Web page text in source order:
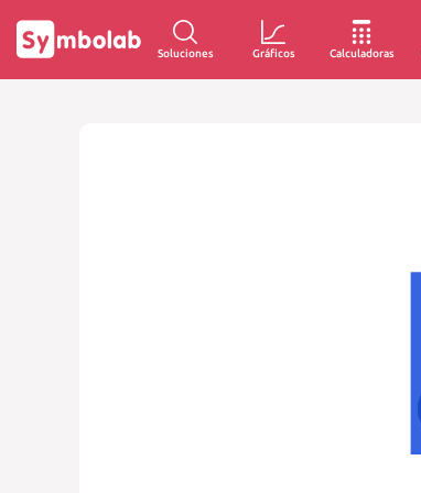
Soluciones Gráficos Calculadoras